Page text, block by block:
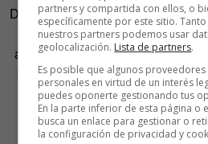
De esta manera, cuando una
y la suba a la plataforma, no
abdominales increíbles o un
buena persona de verdad,
con cuerpos espectaculares y
felicidad.
partners y compartida con ellos, o
específicamente por este sitio.
nuestros partners podemos usar
geolocalización. Lista de partners.
Es posible que algunos
personales en virtud de un interés
puedes oponerte gestionando tus
En la parte inferior de esta página o
busca un enlace para gestionar o
la configuración de privacidad y